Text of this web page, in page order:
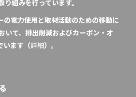
組みを行っています。
の電力使用と取材活動のための移動に
いて、排出削減およびカーボン・オ
います（詳細）。